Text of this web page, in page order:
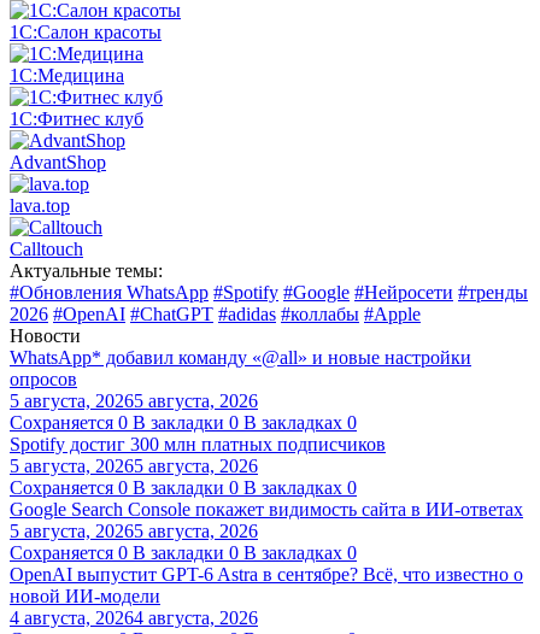
1С:Салон красоты
1С:Медицина
1С:Фитнес клуб
AdvantShop
lava.top
Calltouch
Актуальные темы:
#Обновления WhatsApp #Spotify #Google #Нейросети #тренды
2026 #OpenAI #ChatGPT #adidas #коллабы #Apple
Новости
WhatsApp* добавил команду «@all» и новые настройки
опросов
5 августа, 20265 августа, 2026
Сохраняется 0 В закладки 0 В закладках 0
Spotify достиг 300 млн платных подписчиков
5 августа, 20265 августа, 2026
Сохраняется 0 В закладки 0 В закладках 0
Google Search Console покажет видимость сайта в ИИ-ответах
5 августа, 20265 августа, 2026
Сохраняется 0 В закладки 0 В закладках 0
OpenAI выпустит GPT-6 Astra в сентябре? Всё, что известно о
новой ИИ-модели
4 августа, 20264 августа, 2026